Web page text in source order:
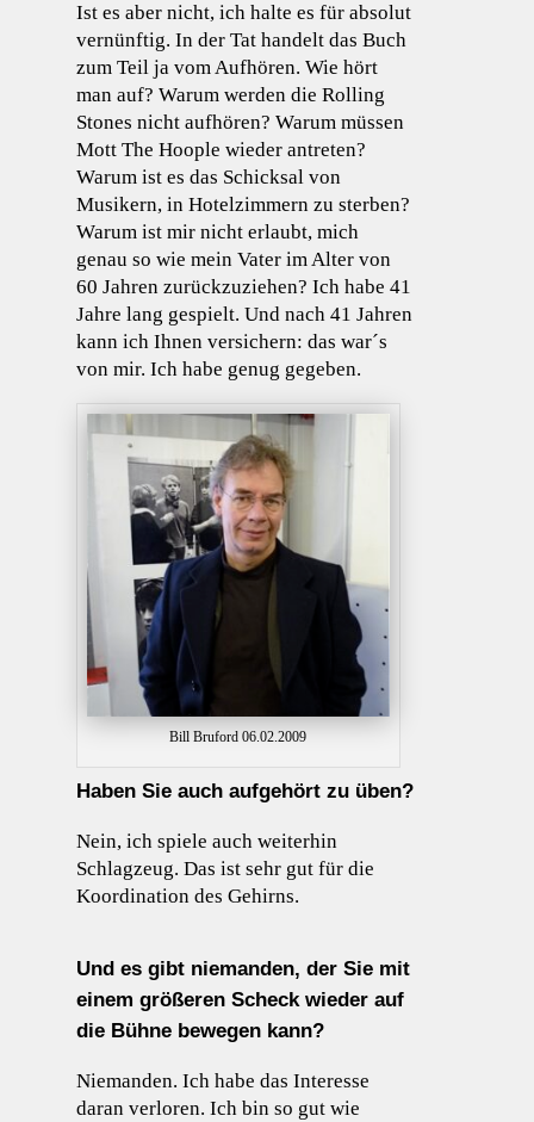
Ist es aber nicht, ich halte es für absolut
vernünftig. In der Tat handelt das Buch
zum Teil ja vom Aufhören. Wie hört
man auf? Warum werden die Rolling
Stones nicht aufhören? Warum müssen
Mott The Hoople wieder antreten?
Warum ist es das Schicksal von
Musikern, in Hotelzimmern zu sterben?
Warum ist mir nicht erlaubt, mich
genau so wie mein Vater im Alter von
60 Jahren zurückzuziehen? Ich habe 41
Jahre lang gespielt. Und nach 41 Jahren
kann ich Ihnen versichern: das war´s
von mir. Ich habe genug gegeben.
Bill Bruford 06.02.2009
Haben Sie auch aufgehört zu üben?
Nein, ich spiele auch weiterhin
Schlagzeug. Das ist sehr gut für die
Koordination des Gehirns.
Und es gibt niemanden, der Sie mit
einem größeren Scheck wieder auf
die Bühne bewegen kann?
Niemanden. Ich habe das Interesse
daran verloren. Ich bin so gut wie